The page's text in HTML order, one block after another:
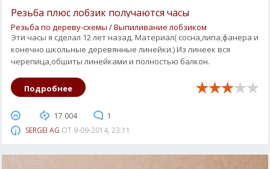
Резьба плюс лобзик получаются часы
Резьба по дереву-схемы /Выпиливание лобзиком
Эти часы я сделал 12 лет назад. Материал( сосна,липа,фанера и
конечно школьные деревянные линейки.) Из линеек вся
черепица,обшиты линейками и полностью балкон.
Подробнее
17 004
1
SERGEI AG ОТ 9-09-2014, 23:11